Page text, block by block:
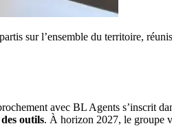
sur l’ensemble du territoire,
avec BL Agents s’inscrit
outils. À horizon 2027, le groupe